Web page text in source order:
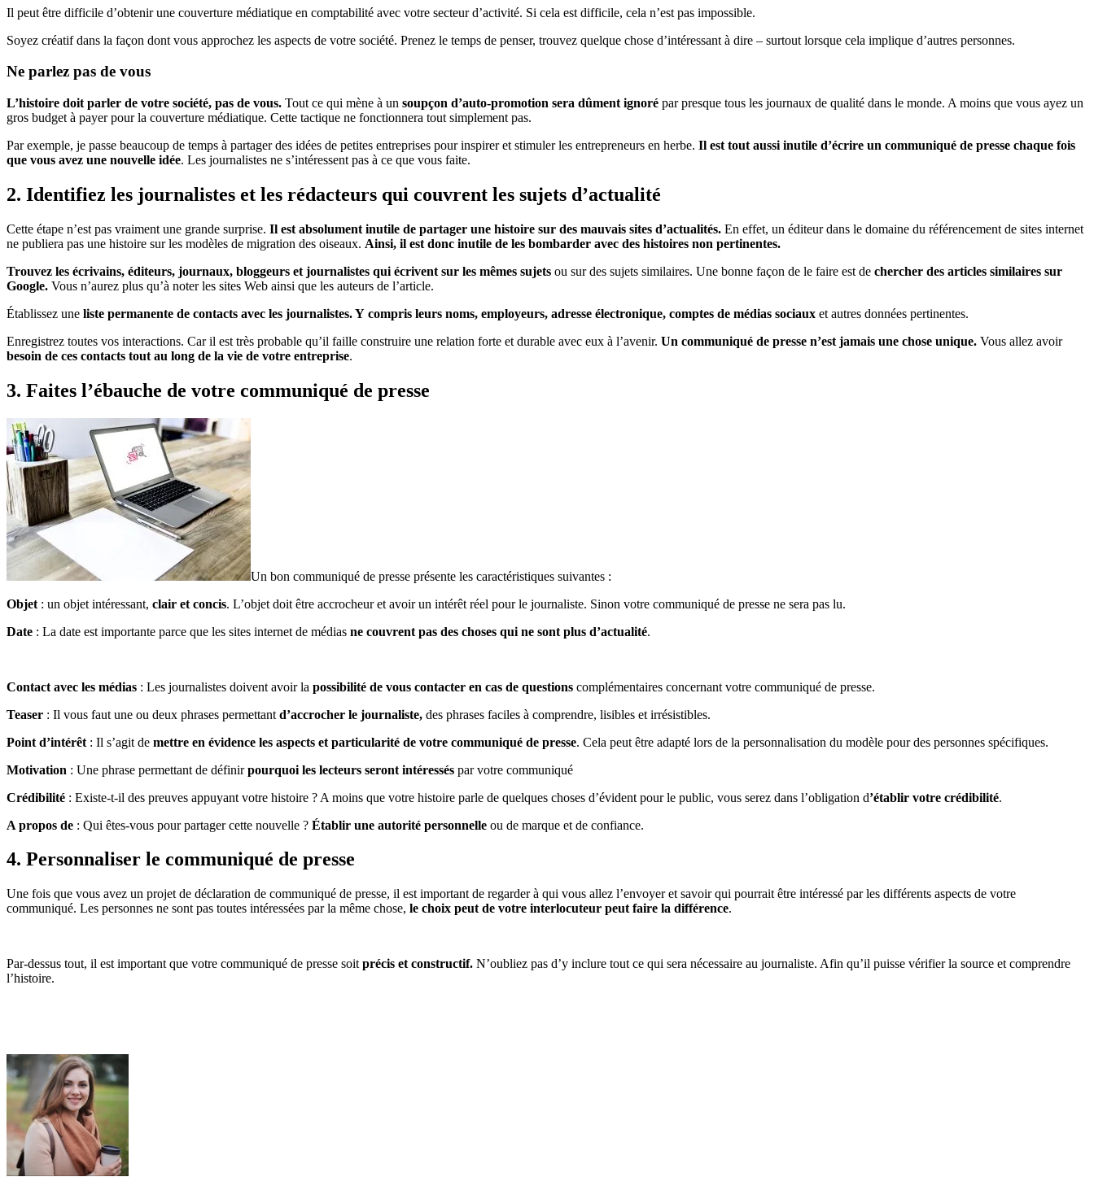
Il peut être difficile d’obtenir une couverture médiatique en comptabilité avec votre secteur d’activité. Si cela est difficile, cela n’est pas impossible.
Soyez créatif dans la façon dont vous approchez les aspects de votre société. Prenez le temps de penser, trouvez quelque chose d’intéressant à dire – surtout lorsque cela implique d’autres personnes.
Ne parlez pas de vous
L’histoire doit parler de votre société, pas de vous. Tout ce qui mène à un soupçon d’auto-promotion sera dûment ignoré par presque tous les journaux de qualité dans le monde. A moins que vous ayez un
gros budget à payer pour la couverture médiatique. Cette tactique ne fonctionnera tout simplement pas.
Par exemple, je passe beaucoup de temps à partager des idées de petites entreprises pour inspirer et stimuler les entrepreneurs en herbe. Il est tout aussi inutile d’écrire un communiqué de presse chaque fois
que vous avez une nouvelle idée. Les journalistes ne s’intéressent pas à ce que vous faite.
2. Identifiez les journalistes et les rédacteurs qui couvrent les sujets d’actualité
Cette étape n’est pas vraiment une grande surprise. Il est absolument inutile de partager une histoire sur des mauvais sites d’actualités. En effet, un éditeur dans le domaine du référencement de sites internet
ne publiera pas une histoire sur les modèles de migration des oiseaux. Ainsi, il est donc inutile de les bombarder avec des histoires non pertinentes.
Trouvez les écrivains, éditeurs, journaux, bloggeurs et journalistes qui écrivent sur les mêmes sujets ou sur des sujets similaires. Une bonne façon de le faire est de chercher des articles similaires sur
Google. Vous n’aurez plus qu’à noter les sites Web ainsi que les auteurs de l’article.
Établissez une liste permanente de contacts avec les journalistes. Y compris leurs noms, employeurs, adresse électronique, comptes de médias sociaux et autres données pertinentes.
Enregistrez toutes vos interactions. Car il est très probable qu’il faille construire une relation forte et durable avec eux à l’avenir. Un communiqué de presse n’est jamais une chose unique. Vous allez avoir
besoin de ces contacts tout au long de la vie de votre entreprise.
3. Faites l’ébauche de votre communiqué de presse
Un bon communiqué de presse présente les caractéristiques suivantes :
Objet : un objet intéressant, clair et concis. L’objet doit être accrocheur et avoir un intérêt réel pour le journaliste. Sinon votre communiqué de presse ne sera pas lu.
Date : La date est importante parce que les sites internet de médias ne couvrent pas des choses qui ne sont plus d’actualité.
Contact avec les médias : Les journalistes doivent avoir la possibilité de vous contacter en cas de questions complémentaires concernant votre communiqué de presse.
Teaser : Il vous faut une ou deux phrases permettant d’accrocher le journaliste, des phrases faciles à comprendre, lisibles et irrésistibles.
Point d’intérêt : Il s’agit de mettre en évidence les aspects et particularité de votre communiqué de presse. Cela peut être adapté lors de la personnalisation du modèle pour des personnes spécifiques.
Motivation : Une phrase permettant de définirpourquoi les lecteurs seront intéressés par votre communiqué
Crédibilité : Existe-t-il des preuves appuyant votre histoire ? A moins que votre histoire parle de quelques choses d’évident pour le public, vous serez dans l’obligation d’établir votre crédibilité.
A propos de : Qui êtes-vous pour partager cette nouvelle ? Établir une autorité personnelle ou de marque et de confiance.
4. Personnaliser le communiqué de presse
Une fois que vous avez un projet de déclaration de communiqué de presse, il est important de regarder à qui vous allez l’envoyer et savoir qui pourrait être intéressé par les différents aspects de votre
communiqué. Les personnes ne sont pas toutes intéressées par la même chose, le choix peut de votre interlocuteur peut faire la différence.
Par-dessus tout, il est important que votre communiqué de presse soit précis et constructif. N’oubliez pas d’y inclure tout ce qui sera nécessaire au journaliste. Afin qu’il puisse vérifier la source et comprendre
l’histoire.